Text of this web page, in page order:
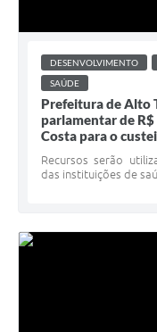
DESENVOLVIMENTO
SAÚDE
Prefeitura de Alto
parlamentar de
Costa para o
Recursos serão
das instituições de